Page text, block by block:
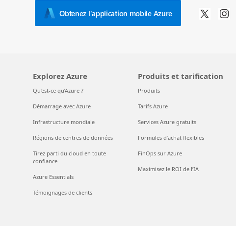
Obtenez l'application mobile Azure
Explorez Azure
Qu’est-ce qu’Azure ?
Démarrage avec Azure
Infrastructure mondiale
Régions de centres de données
Tirez parti du cloud en toute
confiance
Azure Essentials
Témoignages de clients
Produits et tarification
Produits
Tarifs Azure
Services Azure gratuits
Formules d’achat flexibles
FinOps sur Azure
Maximisez le ROI de l’IA